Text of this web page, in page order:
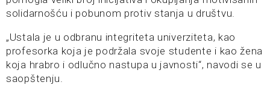
solidarnošću i pobunom protiv stanja u društvu.
„Ustala je u odbranu integriteta univerziteta, kao
profesorka koja je podržala svoje studente i kao žena
koja hrabro i odlučno nastupa u javnosti“, navodi se u
saopštenju.